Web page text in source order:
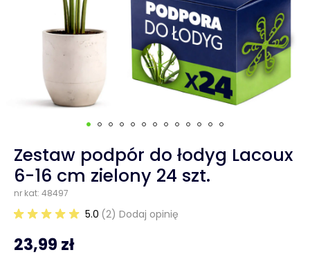
Zestaw podpór do łodyg Lacoux
6-16 cm zielony 24 szt.
nr kat: 48497
5.0 (2) Dodaj opinię
23,99 zł